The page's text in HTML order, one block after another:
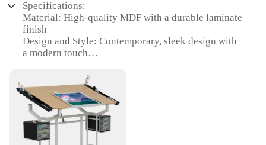
Specifications:
Material: High-quality MDF with a durable laminate
finish
Design and Style: Contemporary, sleek design with
a modern touch
enthusiasts seeking a dedicated workspace
Performance and Property: Sturdy construction with
a smooth surface for easy cleaning
Shape or Size or Weight or Quantity: Compact yet
spacious, designed to fit in various room settings
Parts and Accessories: Comes with a built-in table,